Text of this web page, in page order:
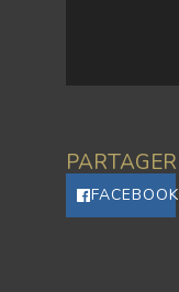
PARTAGER
FACEBOOK